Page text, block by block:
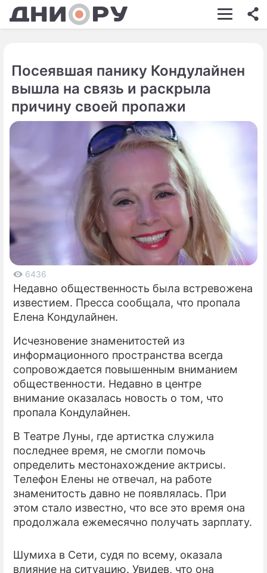
ШОУ-БИЗНЕС
КИНО
НЕДВИЖИМОСТЬ
ЗДОРОВЬЕ
ЭКОНОМИКА
ПРОИСШЕСТВИЯ
СОННИК
СТИЛЬ ЖИЗНИ
СЕРИАЛЫ
ИГРЫ
ПРЕСС-РЕЛИЗЫ
Посеявшая панику Кондулайнен
вышла на связь и раскрыла
причину своей пропажи
6436
Недавно общественность была встревожена
известием. Пресса сообщала, что пропала
Елена Кондулайнен.
Исчезновение знаменитостей из
информационного пространства всегда
сопровождается повышенным вниманием
общественности. Недавно в центре
внимание оказалась новость о том, что
пропала Кондулайнен.
В Театре Луны, где артистка служила
последнее время, не смогли помочь
определить местонахождение актрисы.
Телефон Елены не отвечал, на работе
знаменитость давно не появлялась. При
этом стало известно, что все это время она
продолжала ежемесячно получать зарплату.
Шумиха в Сети, судя по всему, оказала
влияние на ситуацию. Увидев, что она